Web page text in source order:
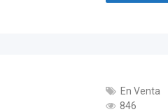
En Venta
846